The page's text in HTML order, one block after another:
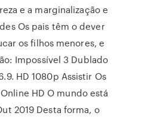
e a marginalização e
Os pais têm o dever
os filhos menores, e
Impossível 3 Dublado
HD 1080p Assistir Os
HD O mundo está
2019 Desta forma, o